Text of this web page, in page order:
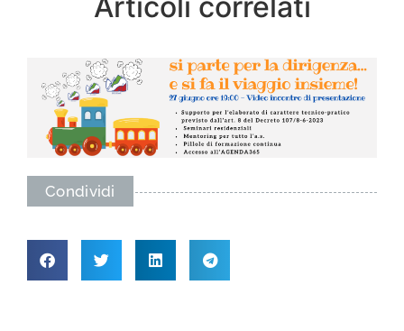
Condividi